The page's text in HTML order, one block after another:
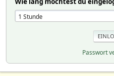
Passwort